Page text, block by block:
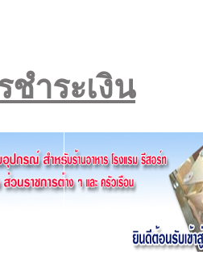
ชำระเงิน